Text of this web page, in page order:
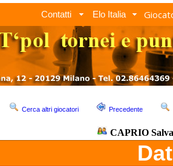
Contatti Elo Italia
Cerca altri giocatori Precedente
CAPRIO